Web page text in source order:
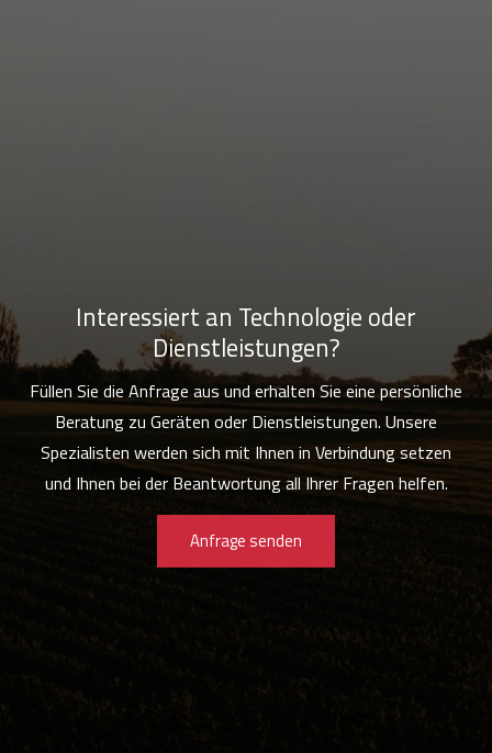
Interessiert an Technologie oder
Dienstleistungen?
Füllen Sie die Anfrage aus und erhalten Sie eine persönliche
Beratung zu Geräten oder Dienstleistungen. Unsere
Spezialisten werden sich mit Ihnen in Verbindung setzen
und Ihnen bei der Beantwortung all Ihrer Fragen helfen.
Anfrage senden